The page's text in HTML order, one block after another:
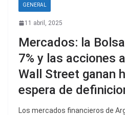
GENERAL
11 abril, 2025
Mercados: la
7% y las acciones
Wall Street ganan
espera de
Los mercados financieros de